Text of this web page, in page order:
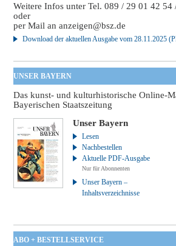
Weitere Infos unter Tel. 089 / 29 01 42 54
oder
per Mail ananzeigen@bsz.de
Download der aktuellen Ausgabe vom 28.11.2025
UNSER BAYERN
Das kunst- und kulturhistorische Online-
Bayerischen Staatszeitung
Unser Bayern
Lesen
Nachbestellen
Aktuelle PDF-Ausgabe
Nur für Abonnenten
Unser Bayern –
Inhaltsverzeichnisse
ABO + BESTELLSERVICE